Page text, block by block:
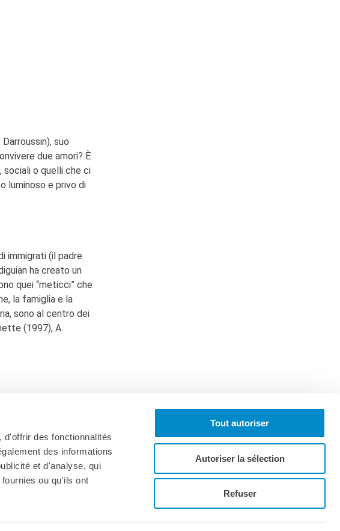
d'offrir des fonctionnalités
des informations
et d'analyse, qui
ou qu'ils ont
Tout autoriser
Autoriser la sélection
Refuser
suo
due amori? È
sociali o quelli che ci
luminoso e privo di
immigrati (il padre
ha creato un
quei “meticci” che
la famiglia e la
sono al centro dei
(1997), A
Iscriviti alla newsletter